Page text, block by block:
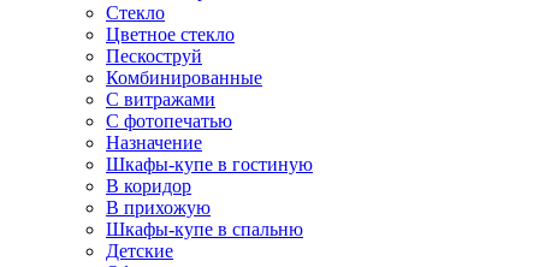
Стекло
Цветное стекло
Пескоструй
Комбинированные
С витражами
С фотопечатью
Назначение
Шкафы-купе в гостиную
В коридор
В прихожую
Шкафы-купе в спальню
Детские